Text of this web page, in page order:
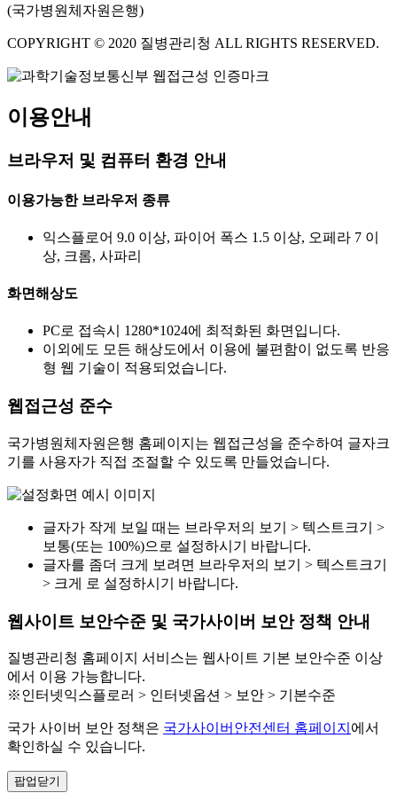
(국가병원체자원은행)
COPYRIGHT © 2020 질병관리청 ALL RIGHTS RESERVED.
이용안내
브라우저 및 컴퓨터 환경 안내
이용가능한 브라우저 종류
익스플로어 9.0 이상, 파이어 폭스 1.5 이상, 오페라 7 이
상, 크롬, 사파리
화면해상도
PC로 접속시 1280*1024에 최적화된 화면입니다.
이외에도 모든 해상도에서 이용에 불편함이 없도록 반응
형 웹 기술이 적용되었습니다.
웹접근성 준수
국가병원체자원은행 홈페이지는 웹접근성을 준수하여 글자크
기를 사용자가 직접 조절할 수 있도록 만들었습니다.
글자가 작게 보일 때는 브라우저의 보기 > 텍스트크기 >
보통(또는 100%)으로 설정하시기 바랍니다.
글자를 좀더 크게 보려면 브라우저의 보기 > 텍스트크기
> 크게 로 설정하시기 바랍니다.
웹사이트 보안수준 및 국가사이버 보안 정책 안내
질병관리청 홈페이지 서비스는 웹사이트 기본 보안수준 이상
에서 이용 가능합니다.
※인터넷익스플로러 > 인터넷옵션 > 보안 > 기본수준
국가 사이버 보안 정책은 국가사이버안전센터 홈페이지 에서
확인하실 수 있습니다.
팝업닫기